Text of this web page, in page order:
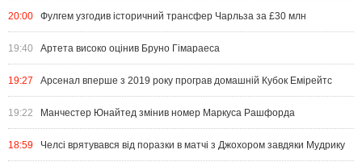
20:00 Фулгем узгодив історичний трансфер Чарльза за £30 млн
19:40 Артета високо оцінив Бруно Гімараеса
19:27 Арсенал вперше з 2019 року програв домашній Кубок Емірейтс
19:22 Манчестер Юнайтед змінив номер Маркуса Рашфорда
18:59 Челсі врятувався від поразки в матчі з Джохором завдяки Мудрику